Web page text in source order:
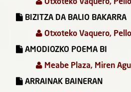
Otxoteko Vaquero, Pello
BIZITZA DA BALIO BAKARRA
Otxoteko Vaquero, Pello
AMODIOZKO POEMA BI
Meabe Plaza, Miren
ARRAINAK BAINERAN